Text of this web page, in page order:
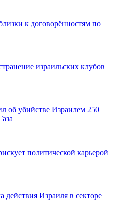
к договорённостям по
израильских клубов
об убийстве Израилем 250
политической карьерой
Израиля в секторе